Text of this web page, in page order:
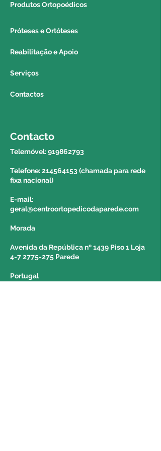
MADEIRA E DOS AÇORES:
Poderá solicitar a entrega do seu
produto via correio para a região
açores. Para saber o valor e o
informação a um colega do
balcão.
Produtos Ortopoédicos
Próteses e Ortóteses
Reabilitação e Apoio
Serviços
Contactos
Contacto
Telemóvel:919862793
Telefone: 214564153 (chamada para rede
fixa nacional)
E-mail:
geral@centroortopedicodaparede.com
Morada
Avenida da República nº 1439 Piso 1 Loja
4-7 2775-275 Parede
Portugal